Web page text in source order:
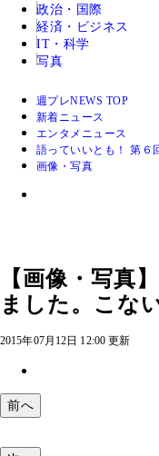
政治・国際
経済・ビジネス
IT・科学
写真
週プレNEWS TOP
新着ニュース
エンタメニュース
語っていいとも！ 第６
画像・写真
【画像・写真
ました。こな
2015年07月12日 12:00 更新
前へ